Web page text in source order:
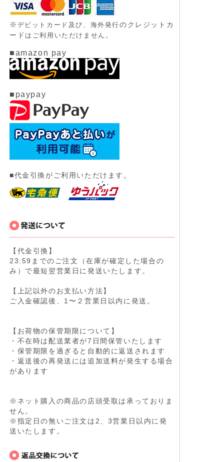
※ デビットカード及び、 海外発行のクレジットカ
ード はご利用いただけません。
■amazon pay
■paypay
■代金引換がご利用いただけます。
【代金引換】
23:59までのご注文（在庫が確定した場合の
み）で最短翌営業日に発送いたします。
【上記以外のお支払い方法】
ご入金確認後、1〜２営業日以内に発送。
【お荷物の保管期限について】
・不在時は配送業者が7日間保管いたします
・保管期限を過ぎると自動的に返送されます
・返送後の再発送には追加送料が発生する場合
があります
※ネット購入の商品の店頭受取は承っておりま
せん。
※指定日の無いご注文は2、3営業日以内に発
送いたします。